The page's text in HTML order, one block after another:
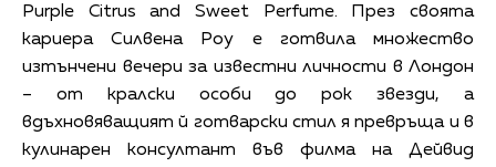
Purple Citrus and Sweet Perfume. През своята
кариера Силвена Роу е готвила множество
изтънчени вечери за известни личности в Лондон
– от кралски особи до рок звезди, а
вдъхновяващият й готварски стил я превръща и в
кулинарен консултант във филма на Дейвид